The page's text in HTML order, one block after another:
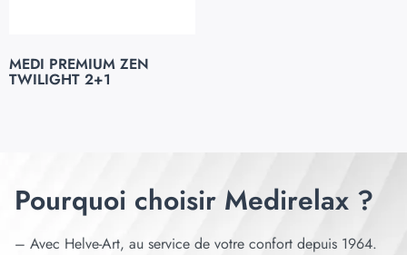
MEDI PREMIUM ZEN
TWILIGHT 2+1
Pourquoi choisir Medirelax ?
– Avec Helve-Art, au service de votre confort depuis 1964.